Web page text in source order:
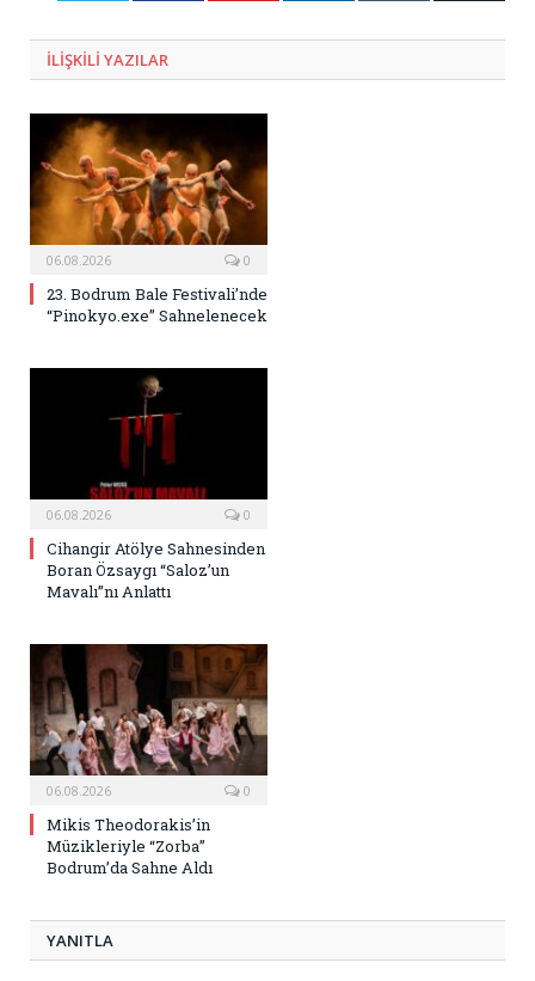
ILIŞKILI YAZILAR
06.08.2026 0
23. Bodrum Bale Festivali’nde
“Pinokyo.exe” Sahnelenecek
06.08.2026 0
Cihangir Atölye Sahnesinden
Boran Özsaygı “Saloz’un
Mavalı”nı Anlattı
06.08.2026 0
Mikis Theodorakis’in
Müzikleriyle “Zorba”
Bodrum’da Sahne Aldı
YANITLA